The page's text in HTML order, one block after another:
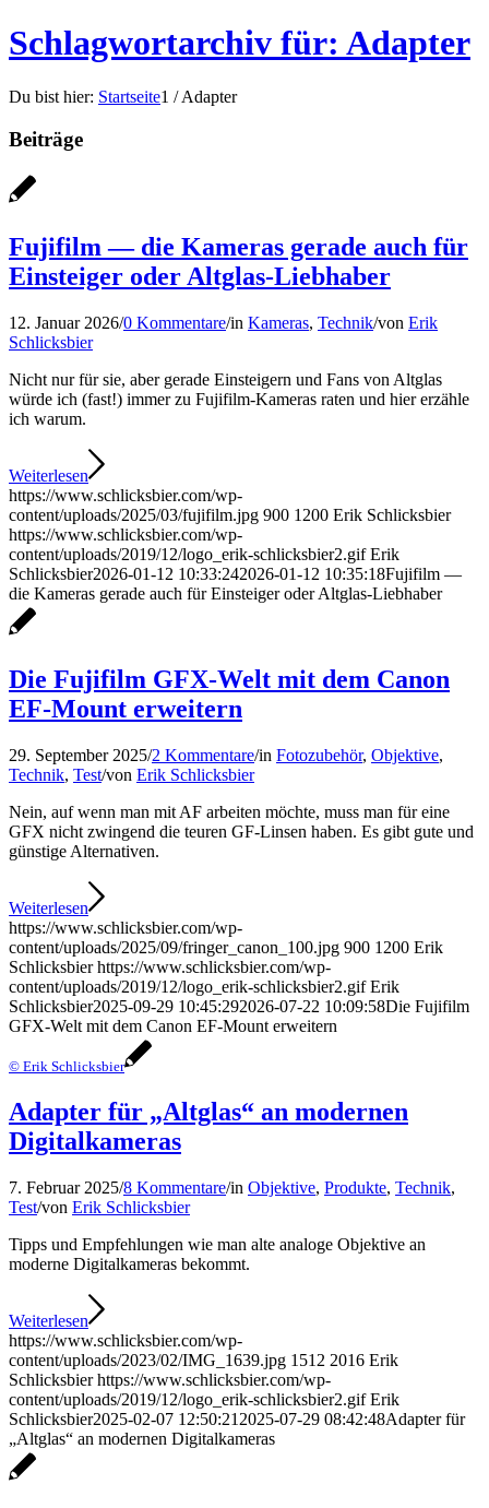
Schlagwortarchiv für: Adapter
Du bist hier: Startseite1 / Adapter
Beiträge
Fujifilm — die Kameras gerade auch für
Einsteiger oder Altglas-Liebhaber
12. Januar 2026/0 Kommentare/in Kameras, Technik/von Erik
Schlicksbier
Nicht nur für sie, aber gerade Einsteigern und Fans von Altglas
würde ich (fast!) immer zu Fujifilm-Kameras raten und hier erzähle
ich warum.
Weiterlesen
https://www.schlicksbier.com/wp-
content/uploads/2025/03/fujifilm.jpg 900 1200 Erik Schlicksbier
https://www.schlicksbier.com/wp-
content/uploads/2019/12/logo_erik-schlicksbier2.gif Erik
Schlicksbier2026-01-12 10:33:242026-01-12 10:35:18Fujifilm —
die Kameras gerade auch für Einsteiger oder Altglas-Liebhaber
Die Fujifilm GFX-Welt mit dem Canon
EF-Mount erweitern
29. September 2025/2 Kommentare/in Fotozubehör, Objektive,
Technik, Test/von Erik Schlicksbier
Nein, auf wenn man mit AF arbeiten möchte, muss man für eine
GFX nicht zwingend die teuren GF-Linsen haben. Es gibt gute und
günstige Alternativen.
Weiterlesen
https://www.schlicksbier.com/wp-
content/uploads/2025/09/fringer_canon_100.jpg 900 1200 Erik
Schlicksbier https://www.schlicksbier.com/wp-
content/uploads/2019/12/logo_erik-schlicksbier2.gif Erik
Schlicksbier2025-09-29 10:45:292026-07-22 10:09:58Die Fujifilm
GFX-Welt mit dem Canon EF-Mount erweitern
© Erik Schlicksbier
Adapter für „Altglas“ an modernen
Digitalkameras
7. Februar 2025/8 Kommentare/in Objektive, Produkte, Technik,
Test/von Erik Schlicksbier
Tipps und Empfehlungen wie man alte analoge Objektive an
moderne Digitalkameras bekommt.
Weiterlesen
https://www.schlicksbier.com/wp-
content/uploads/2023/02/IMG_1639.jpg 1512 2016 Erik
Schlicksbier https://www.schlicksbier.com/wp-
content/uploads/2019/12/logo_erik-schlicksbier2.gif Erik
Schlicksbier2025-02-07 12:50:21 2025-07-29 08:42:48Adapter für
„Altglas“ an modernen Digitalkameras